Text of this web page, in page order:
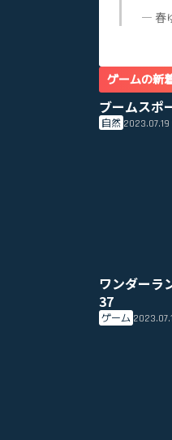
— 春
ゲームの新
ブームスポ
自然 2023.07.19
ワンダーラ
37
ゲーム